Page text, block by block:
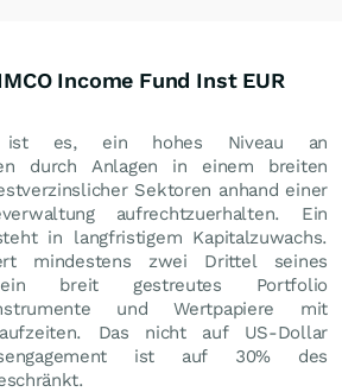
Income Fund Inst EUR
es, ein hohes Niveau an
durch Anlagen in einem breiten
Sektoren anhand einer
aufrechtzuerhalten. Ein
in langfristigem Kapitalzuwachs.
mindestens zwei Drittel seines
breit gestreutes Portfolio
und Wertpapiere mit
Das nicht auf US-Dollar
ist auf 30% des